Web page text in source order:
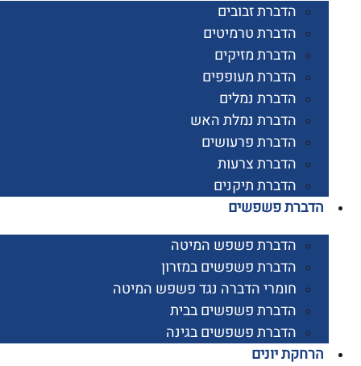
הדברת זבובים
הדברת טרמיטים
הדברת מזיקים
הדברת מעופפים
הדברת נמלים
הדברת נמלת האש
הדברת פרעושים
הדברת צרעות
הדברת תיקנים
פשפשים
הדברת פשפש המיטה
הדברת פשפשים במזרון
חומרי הדברה נגד פשפש המיטה
הדברת פשפשים בבית
הדברת פשפשים בגינה
יונים